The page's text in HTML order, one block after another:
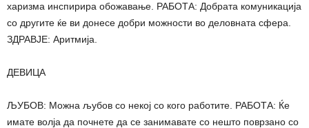
харизма инспирира обожавање. РАБОТА: Добрата комуникација
со другите ќе ви донесе добри можности во деловната сфера.
ЗДРАВЈЕ: Аритмија.
ДЕВИЦА
ЉУБОВ: Можна љубов со некој со кого работите. РАБОТА: Ќе
имате волја да почнете да се занимавате со нешто поврзано со